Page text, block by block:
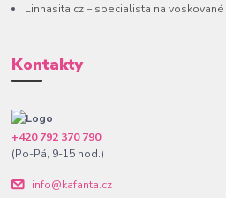
Linhasita.cz – specialista na
Kontakty
+420 792 370 790
(Po-Pá, 9-15 hod.)
info@kafanta.cz